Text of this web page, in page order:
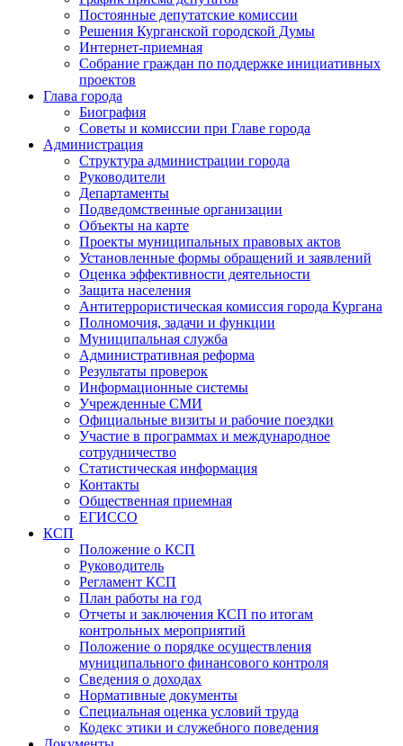
Постоянные депутатские комиссии
Решения Курганской городской Думы
Интернет-приемная
Собрание граждан по поддержке инициативных
проектов
Глава города
Биография
Советы и комиссии при Главе города
Администрация
Структура администрации города
Руководители
Департаменты
Подведомственные организации
Объекты на карте
Проекты муниципальных правовых актов
Установленные формы обращений и заявлений
Оценка эффективности деятельности
Защита населения
Антитеррористическая комиссия города Кургана
Полномочия, задачи и функции
Муниципальная служба
Административная реформа
Результаты проверок
Информационные системы
Учрежденные СМИ
Официальные визиты и рабочие поездки
Участие в программах и международное
сотрудничество
Статистическая информация
Контакты
Общественная приемная
ЕГИССО
КСП
Положение о КСП
Руководитель
Регламент КСП
План работы на год
Отчеты и заключения КСП по итогам
контрольных мероприятий
Положение о порядке осуществления
муниципального финансового контроля
Сведения о доходах
Нормативные документы
Специальная оценка условий труда
Кодекс этики и служебного поведения